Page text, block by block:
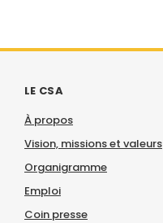
LE CSA
À propos
Vision, missions et valeurs
Organigramme
Emploi
Coin presse